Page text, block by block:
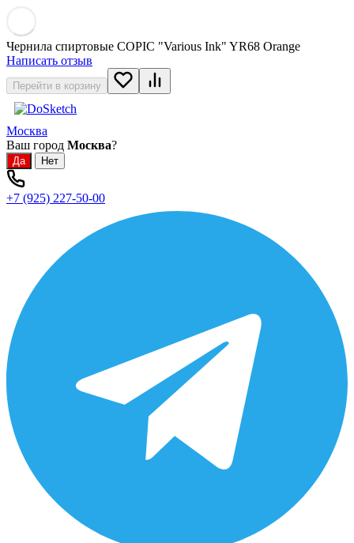
Чернила спиртовые COPIC "Various Ink" YR68 Orange
Написать отзыв
Перейти в корзину
Москва
Ваш город Москва?
+7 (925) 227-50-00